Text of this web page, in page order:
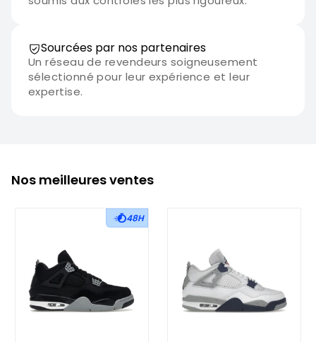
Sourcées par nos partenaires
Un réseau de revendeurs soigneusement
sélectionné pour leur expérience et leur
expertise.
Nos meilleures ventes
48H